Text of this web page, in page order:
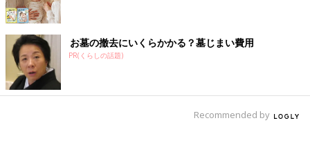
お墓の撤去にいくらかかる？墓じまい費用
PR(くらしの話題)
Recommended by